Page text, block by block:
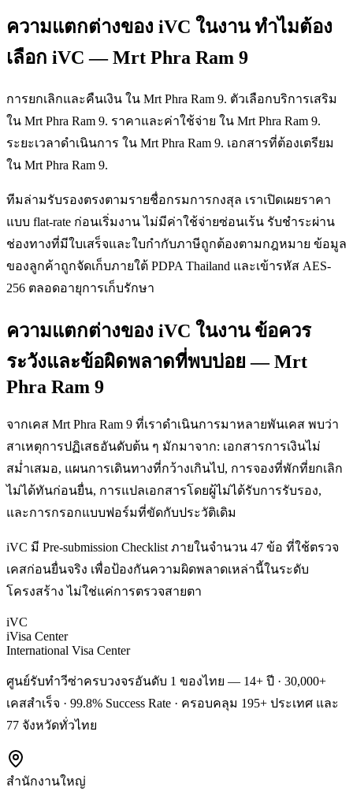
ความแตกต่างของ iVC ในงาน ทำไมต้อง
เลือก iVC — Mrt Phra Ram 9
การยกเลิกและคืนเงิน ใน Mrt Phra Ram 9. ตัวเลือกบริการเสริม
ใน Mrt Phra Ram 9. ราคาและค่าใช้จ่าย ใน Mrt Phra Ram 9.
ระยะเวลาดำเนินการ ใน Mrt Phra Ram 9. เอกสารที่ต้องเตรียม
ใน Mrt Phra Ram 9.
ทีมล่ามรับรองตรงตามรายชื่อกรมการกงสุล เราเปิดเผยราคา
แบบ flat-rate ก่อนเริ่มงาน ไม่มีค่าใช้จ่ายซ่อนเร้น รับชำระผ่าน
ช่องทางที่มีใบเสร็จและใบกำกับภาษีถูกต้องตามกฎหมาย ข้อมูล
ของลูกค้าถูกจัดเก็บภายใต้ PDPA Thailand และเข้ารหัส AES-
256 ตลอดอายุการเก็บรักษา
ความแตกต่างของ iVC ในงาน ข้อควร
ระวังและข้อผิดพลาดที่พบบ่อย — Mrt
Phra Ram 9
จากเคส Mrt Phra Ram 9 ที่เราดำเนินการมาหลายพันเคส พบว่า
สาเหตุการปฏิเสธอันดับต้น ๆ มักมาจาก: เอกสารการเงินไม่
สม่ำเสมอ, แผนการเดินทางที่กว้างเกินไป, การจองที่พักที่ยกเลิก
ไม่ได้ทันก่อนยื่น, การแปลเอกสารโดยผู้ไม่ได้รับการรับรอง,
และการกรอกแบบฟอร์มที่ขัดกับประวัติเดิม
iVC มี Pre-submission Checklist ภายในจำนวน 47 ข้อ ที่ใช้ตรวจ
เคสก่อนยื่นจริง เพื่อป้องกันความผิดพลาดเหล่านี้ในระดับ
โครงสร้าง ไม่ใช่แค่การตรวจสายตา
iVC
iVisa Center
International Visa Center
ศูนย์รับทำวีซ่าครบวงจรอันดับ 1 ของไทย — 14+ ปี · 30,000+
เคสสำเร็จ · 99.8% Success Rate · ครอบคลุม 195+ ประเทศ และ
77 จังหวัดทั่วไทย
สำนักงานใหญ่